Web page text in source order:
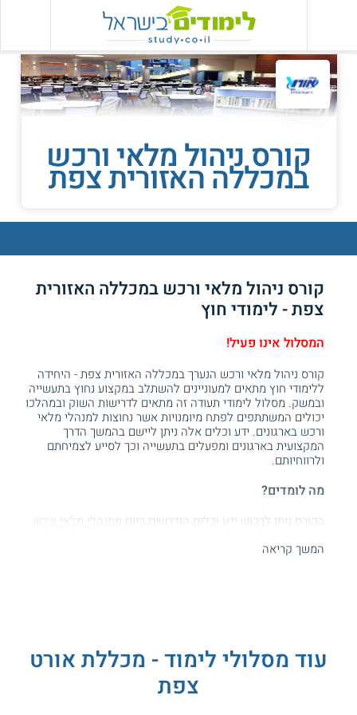
קורס ניהול מלאי ורכש
במכללה האזורית צפת
קורס ניהול מלאי ורכש במכללה האזורית
צפת - לימודי חוץ
המסלול אינו פעיל!
קורס ניהול מלאי ורכש הנערך במכללה האזורית צפת - היחידה
ללימודי חוץ מתאים למעוניינים להשתלב במקצוע נחוץ בתעשייה
ובמשק. מסלול לימודי תעודה זה מתאים לדרישות השוק ובמהלכו
יכולים המשתתפים לפתח מיומנויות אשר נחוצות למנהלי מלאי
ורכש בארגונים. ידע וכלים אלה ניתן ליישם בהמשך הדרך
המקצועית בארגונים ומפעלים בתעשייה וכך לסייע לצמיחתם
ולרווחיותם.
מה לומדים?
בקורס ניתן לרכוש ידע וכלים הנדרשים כיום ממנהלי מלאי ורכש
משתתפים בתכנית זו מכירים את השלבים בתהליכי ניהול המלאי
מושם דגש על פיתוח של מיומנויות ניהול וארגון החשובות למנהלי
הרכש והמלאים. הם מפתחים מיומנויות משא ומתן ואסטרטגיה
ומתוודעים לסוגיות כלכליות ומשפטיות רלוונטיות ולהסכמים שונים
בתחום. כמו כן, נלמדים מדדים לביקורת ולהערכה על ביצועי רכש
המשך קריאה
עוד מסלולי לימוד - מכללת אורט
צפת